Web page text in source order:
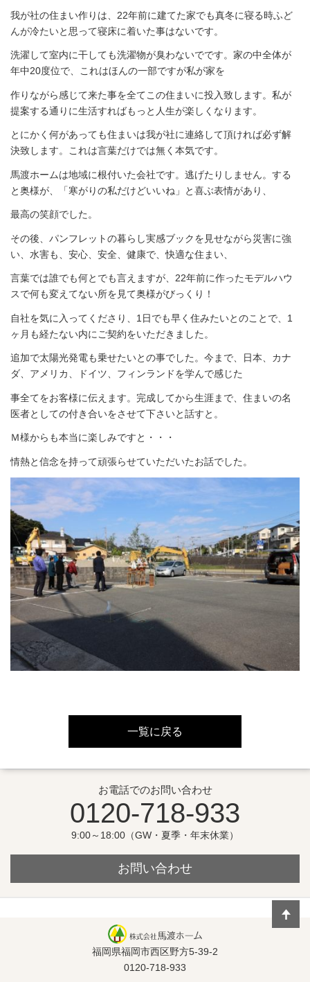
我が社の住まい作りは、22年前に建てた家でも真冬に寝る時ふど
んが冷たいと思って寝床に着いた事はないです。
洗濯して室内に干しても洗濯物が臭わないでです。家の中全体が
年中20度位で、これはほんの一部ですが私が家を
作りながら感じて来た事を全てこの住まいに投入致します。私が
提案する通りに生活すればもっと人生が楽しくなります。
とにかく何があっても住まいは我が社に連絡して頂ければ必ず解
決致します。これは言葉だけでは無く本気です。
馬渡ホームは地域に根付いた会社です。逃げたりしません。する
と奥様が、「寒がりの私だけどいいね」と喜ぶ表情があり、
最高の笑顔でした。
その後、パンフレットの暮らし実感ブックを見せながら災害に強
い、水害も、安心、安全、健康で、快適な住まい、
言葉では誰でも何とでも言えますが、22年前に作ったモデルハウ
スで何も変えてない所を見て奥様がびっくり！
自社を気に入ってくださり、1日でも早く住みたいとのことで、1
ヶ月も経たない内にご契約をいただきました。
追加で太陽光発電も乗せたいとの事でした。今まで、日本、カナ
ダ、アメリカ、ドイツ、フィンランドを学んで感じた
事全てをお客様に伝えます。完成してから生涯まで、住まいの名
医者としての付き合いをさせて下さいと話すと。
Ｍ様からも本当に楽しみですと・・・
情熱と信念を持って頑張らせていただいたお話でした。
一覧に戻る
お電話でのお問い合わせ
0120-718-933
9:00～18:00（GW・夏季・年末休業）
お問い合わせ
福岡県福岡市西区野方5-39-2
0120-718-933